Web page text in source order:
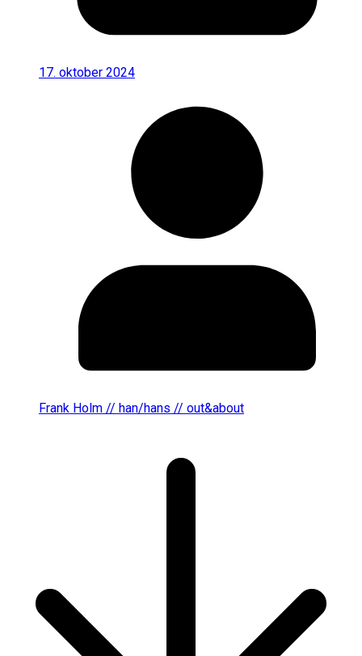
17. oktober 2024
Frank Holm // han/hans // out&about